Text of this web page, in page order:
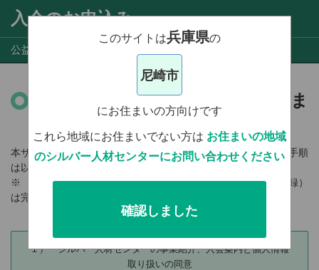
入会のお申込み
公益社団法人 尼崎市シルバー人材センター
シルバー人材センターへの入会ま
本サイトにて、仮登録のお申し込みを受け付けております。手順
は以下の通りです。
※ なお、本サイトからのお申し込みでは、会員登録（本登録）
は完了しませんのでご注意ください。
１） シルバー人材センターの事業紹介、入会案内と個人情報
取り扱いの同意
このサイトは兵庫県の
尼崎市
にお住まいの方向けです
これら地域にお住まいでない方は お住まいの地域
のシルバー人材センターにお問い合わせください
確認しました